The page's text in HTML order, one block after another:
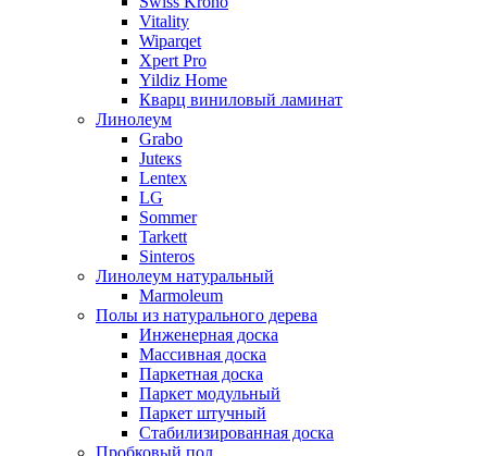
Vitality
Wiparqet
Xpert Pro
Yildiz Home
Кварц виниловый ламинат
Линолеум
Grabo
Juteкs
Lentex
LG
Sommer
Tarkett
Sinteros
Линолеум натуральный
Marmoleum
Полы из натурального дерева
Инженерная доска
Массивная доска
Паркетная доска
Паркет модульный
Паркет штучный
Стабилизированная доска
Пробковый пол